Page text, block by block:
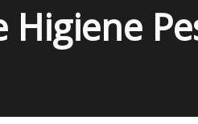
Higiene